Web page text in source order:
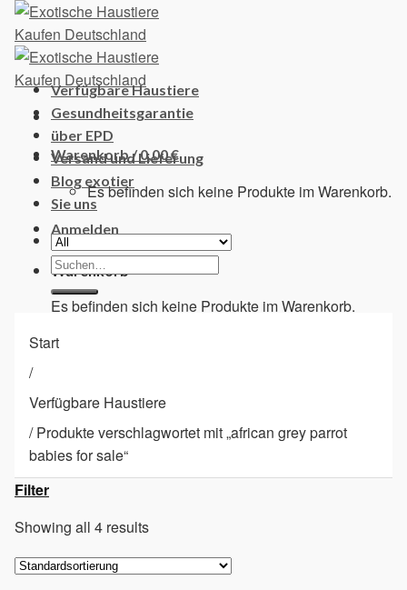
Skip
content
Warenkorb /0,00€
Es befinden sich keine Produkte im Warenkorb.
Anmelden
Warenkorb
Es befinden sich keine Produkte im Warenkorb.
Verfügbare Haustiere
Gesundheitsgarantie
über EPD
Versand und Lieferung
Blog exotier
Sie uns
Suchen
nach:
Start
/
Verfügbare Haustiere
/Produkte verschlagwortet mit „african grey parrot
babies for sale“
Filter
Showing all 4 results